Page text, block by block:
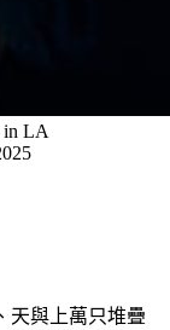
in LA
天與上萬只堆疊